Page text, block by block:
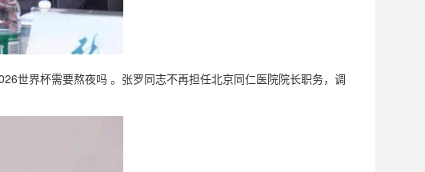
世界杯需要熬夜吗 。张罗同志不再担任北京同仁医院院长职务，调